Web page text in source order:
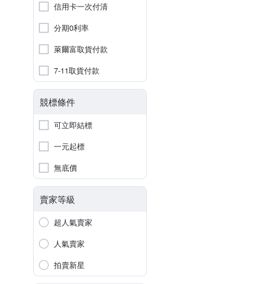
信用卡一次付清
分期0利率
萊爾富取貨付款
7-11取貨付款
競標條件
可立即結標
一元起標
無底價
賣家等級
超人氣賣家
人氣賣家
拍賣新星